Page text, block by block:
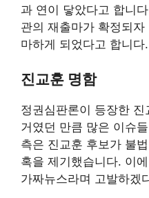
과 연이 닿았다고 합니
관의 재출마가 확정되
마하게 되었다고 합니다.
진교훈 명함
정권심판론이 등장한
거였던 만큼 많은 이슈
측은 진교훈 후보가 불
혹을 제기했습니다. 이
가짜뉴스라며 고발하겠